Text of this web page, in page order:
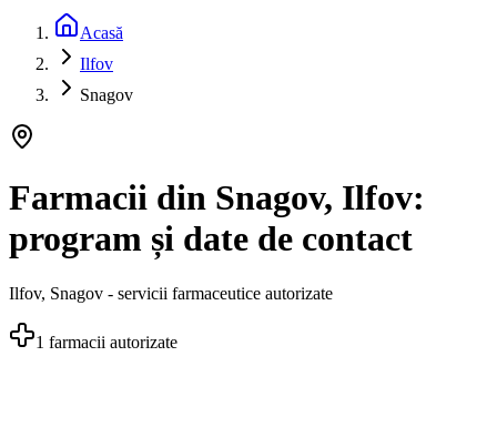
Acasă
Ilfov
Snagov
Farmacii din Snagov, Ilfov:
program și date de contact
Ilfov, Snagov - servicii farmaceutice autorizate
1 farmacii autorizate